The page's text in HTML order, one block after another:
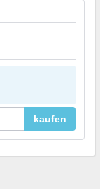
kaufen